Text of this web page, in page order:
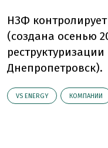
НЗФ
(создана осенью
Днепропетровск).
VS ENERGY КОМПАНИИ